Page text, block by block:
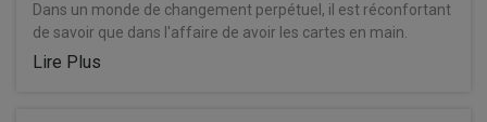
Dans un monde de changement perpétuel, il est réconfortant
de savoir que dans l'affaire de avoir les cartes en main.
Lire Plus